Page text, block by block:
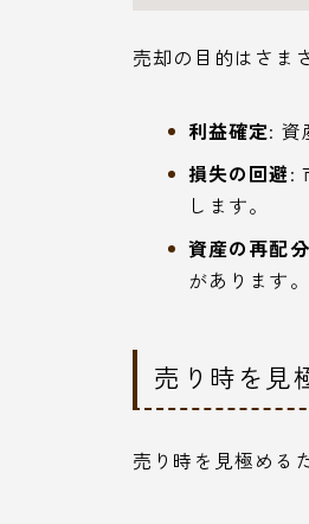
売却の目的はさま
利益確定: 資
損失の回避:
します。
資産の再配分
があります。
売り時を見
売り時を見極める